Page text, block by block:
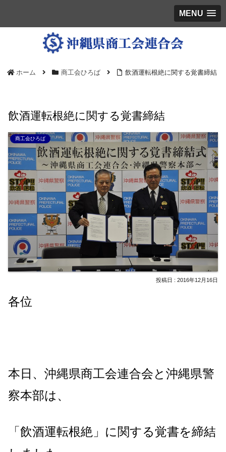
MENU
ホーム 商工会ひろば 飲酒運転根絶に関する覚書締結
飲酒運転根絶に関する覚書締結
商工会ひろば
2016年12月16日
各位
本日、沖縄県商工会連合会と沖縄県警
察本部は、
「飲酒運転根絶」に関する覚書を締結